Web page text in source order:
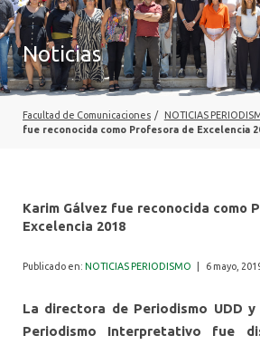
CARRERAS
POSTGRADOS Y EDUCACIÓN CONTINUA
INVESTIGACIÓN
ALUMNI
Noticias
Facultad de Comunicaciones / NOTICIAS
fue reconocida como Profesora de Excelencia
Karim Gálvez fue reconocida como
Excelencia 2018
Publicado en: NOTICIAS PERIODISMO 6 mayo,
La directora de Periodismo UDD
Periodismo Interpretativo fue